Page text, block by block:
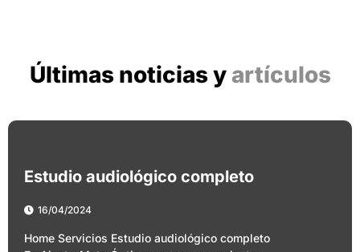
Últimas noticias y artículos
Estudio audiológico completo
16/04/2024
Home Servicios Estudio audiológico completo